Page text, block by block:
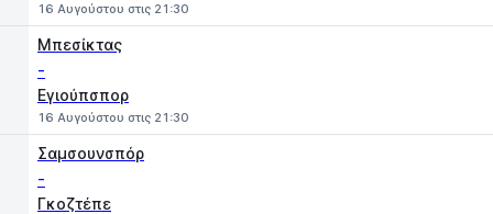
16 Αυγούστου στις 21:30
Μπεσίκτας
-
Εγιούπσπορ
16 Αυγούστου στις 21:30
Σαμσουνσπόρ
-
Γκοζτέπε